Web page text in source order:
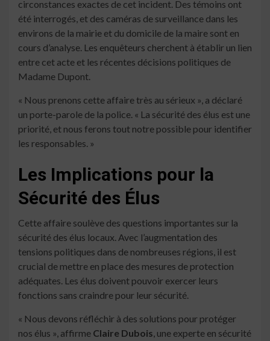
circonstances exactes de cet incident. Des témoins ont
été interrogés, et des caméras de surveillance dans les
environs de la mairie et du domicile de la maire sont en
cours d’analyse. Les enquêteurs cherchent à établir un lien
entre cet acte et les récentes décisions politiques de
Madame Dupont.
« Nous prenons cette affaire très au sérieux », a déclaré
un porte-parole de la police. « La sécurité des élus est une
priorité, et nous ferons tout notre possible pour identifier
les responsables. »
Les Implications pour la
Sécurité des Élus
Cette affaire soulève des questions importantes sur la
sécurité des élus locaux. Avec l’augmentation des
tensions politiques dans de nombreuses régions, il est
crucial de mettre en place des mesures de protection
adéquates. Les élus doivent pouvoir exercer leurs
fonctions sans craindre pour leur sécurité.
« Nous devons réfléchir à des solutions pour protéger
nos élus », affirme Claire Dubois, une experte en sécurité